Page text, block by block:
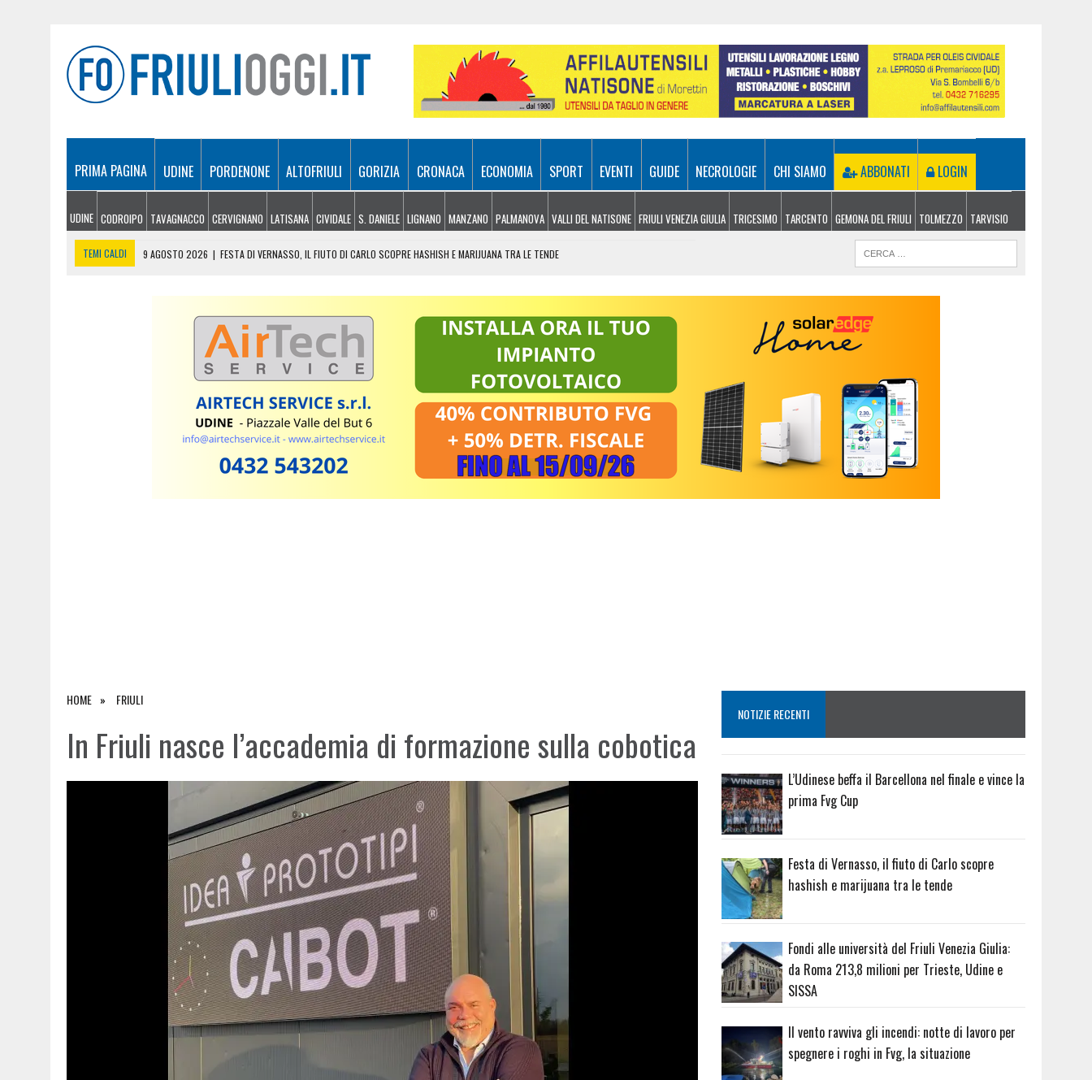
PRIMA PAGINA UDINE PORDENONE ALTOFRIULI GORIZIA CRONACA ECONOMIA SPORT EVENTI GUIDE NECROLOGIE CHI SIAMO ABBONATI LOGIN
UDINE CODROIPO TAVAGNACCO CERVIGNANO LATISANA CIVIDALE S. DANIELE LIGNANO MANZANO PALMANOVA VALLI DEL NATISONE FRIULI VENEZIA GIULIA TRICESIMO TARCENTO GEMONA DEL FRIULI TOLMEZZO TARVISIO
TEMI CALDI 9 AGOSTO 2026 | FESTA DI VERNASSO, IL FIUTO DI CARLO SCOPRE HASHISH E MARIJUANA TRA LE TENDE
FRIULI VENEZIA GIULIA CUP, STADIO PIENO PER IL TRIANGOLARE TRA UDINESE, BARCELLONA E NOTTINGHAM FOREST
L’UDINESE BEFFA IL BARCELLONA NEL FINALE E VINCE LA PRIMA FVG CUP
HOME FRIULI
In Friuli nasce l’accademia di formazione sulla cobotica
NOTIZIE RECENTI
L’Udinese beffa il Barcellona nel finale e vince la
prima Fvg Cup
Festa di Vernasso, il fiuto di Carlo scopre
hashish e marijuana tra le tende
Fondi alle università del Friuli Venezia Giulia:
da Roma 213,8 milioni per Trieste, Udine e
SISSA
Il vento ravviva gli incendi: notte di lavoro per
spegnere i roghi in Fvg, la situazione